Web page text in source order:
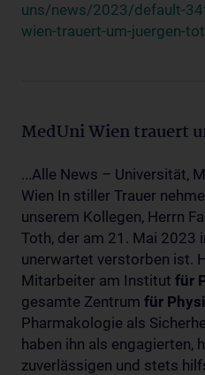
uns/news/2023/default-
wien-trauert-um-juergen-
MedUni Wien trauert
...Alle News – Universität,
Wien In stiller Trauer
unserem Kollegen, Herrn
Toth, der am 21. Mai 2023
unerwartet verstorben ist.
Mitarbeiter am Institut für
gesamte Zentrum für
Pharmakologie als
haben ihn als engagierten,
zuverlässigen und stets